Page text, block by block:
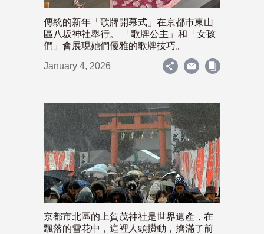
傳統的新年「歌牌開幕式」在京都市東山
區八坂神社舉行。 「歌牌公主」和「女孩
們」會展現她們優雅的歌牌技巧。
January 4, 2026
京都市北區的上賀茂神社是世界遺產，在
飄落的雪花中，這裡人頭攢動，擠滿了前